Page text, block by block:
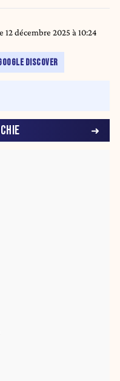
Parliament in Brussels on 15
12 décembre 2025 à 10:24
DISCOVER